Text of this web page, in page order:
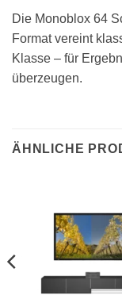
Die Monoblox 64
Format vereint
Klasse – für
überzeugen.
ÄHNLICHE